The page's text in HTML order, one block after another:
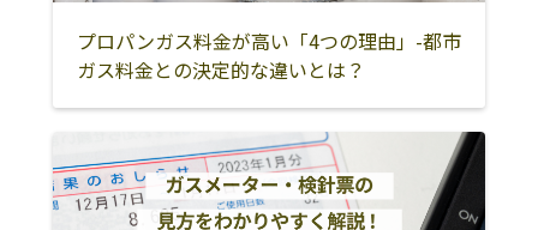
プロパンガス料金が高い「4つの理由」-都市
ガス料金との決定的な違いとは？